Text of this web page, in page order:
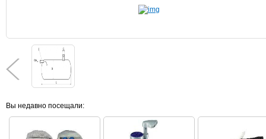
Вы недавно посещали: